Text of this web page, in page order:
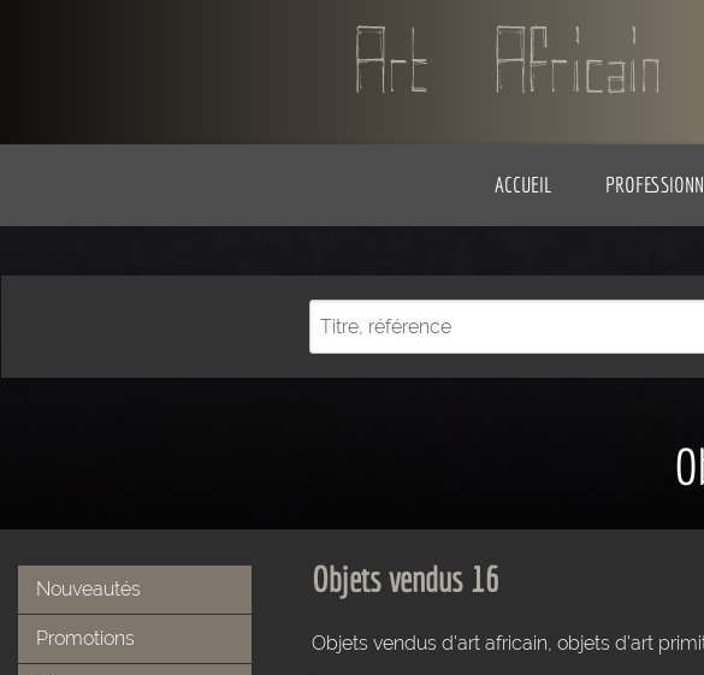
ACCUEIL
Nouveautés
Promotions
Objets vendus 16
Objets vendus d'art africain, objets d'art